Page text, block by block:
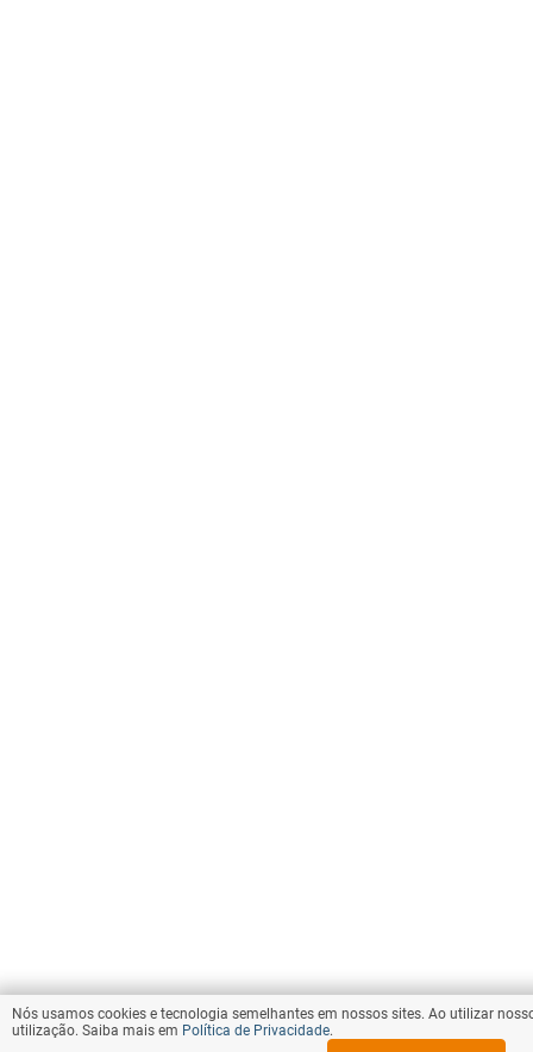
Nós usamos cookies e tecnologia semelhantes em nossos sites. Ao utilizar
utilização. Saiba mais em Política de Privacidade.